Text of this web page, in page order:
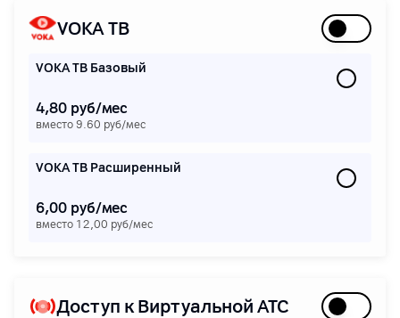
VOKA ТВ
VOKA ТВ Базовый
4,80 руб/мес
вместо 9.60 руб/мес
VOKA ТВ Расширенный
6,00 руб/мес
вместо 12,00 руб/мес
Доступ к Виртуальной АТС